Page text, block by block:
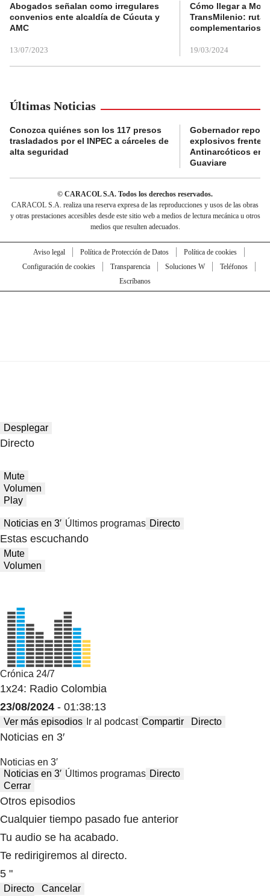
Abogados señalan como irregulares
convenios ente alcaldía de Cúcuta y
AMC
13/07/2023
Cómo llegar a
TransMilenio:
complementarios
19/03/2024
Últimas Noticias
Conozca quiénes son los 117 presos
trasladados por el INPEC a cárceles de
alta seguridad
Gobernador
explosivos frente a
Antinarcóticos en
Guaviare
© CARACOL S.A. Todos los derechos reservados.
CARACOL S.A. realiza una reserva expresa de las reproducciones y usos de las obras
y otras prestaciones accesibles desde este sitio web a medios de lectura mecánica u otros
medios que resulten adecuados.
Aviso legal Política de Protección de Datos
Política de cookies
Configuración de cookies
Transparencia Soluciones W
Teléfonos
Escríbanos
Desplegar
Directo
Mute
Volumen
Play
Noticias en 3′ Últimos programas Directo
Estas escuchando
Mute
Volumen
Crónica 24/7
1x24: Radio Colombia
23/08/2024 - 01:38:13
Ver más episodios Ir al podcast Compartir Directo
Noticias en 3′
Noticias en 3′
Noticias en 3′ Últimos programas Directo
Cerrar
Otros episodios
Cualquier tiempo pasado fue anterior
Tu audio se ha acabado.
Te redirigiremos al directo.
5 "
Directo
Cancelar